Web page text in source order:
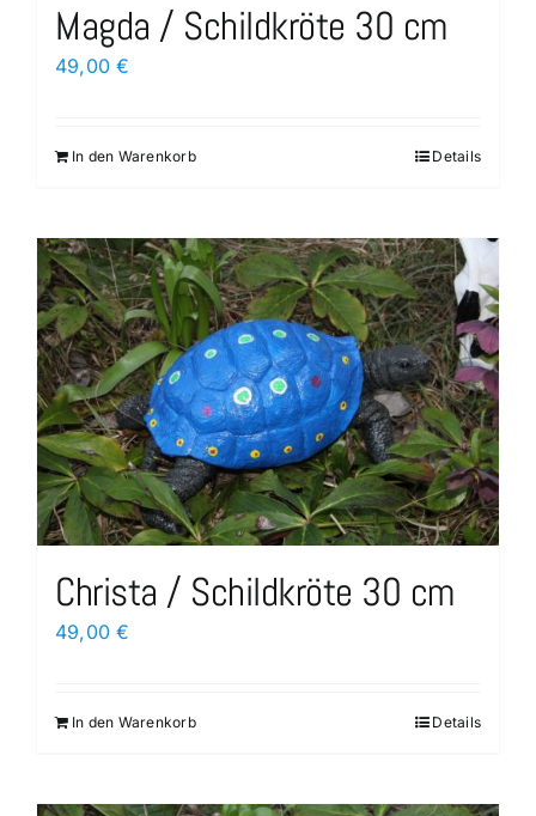
Magda / Schildkröte 30 cm
49,00€
In den Warenkorb Details
Christa / Schildkröte 30 cm
49,00€
In den Warenkorb Details